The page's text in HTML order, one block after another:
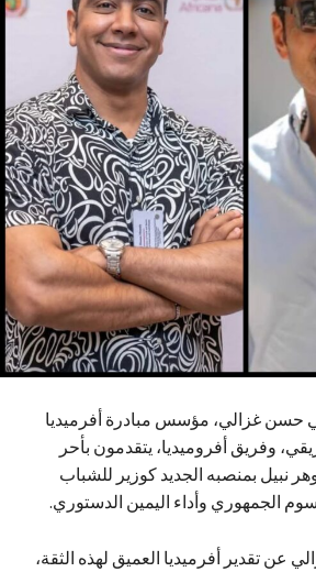
حسن غزالي، مؤسس مبادرة أفرميديا
وفريق أفروميديا، يتقدمون بأحر
نبيل بمنصبه الجديد كوزير للشباب
الجمهوري وأداء اليمين الدستوري.
عن تقدير أفرميديا العميق لهذه الثقة،